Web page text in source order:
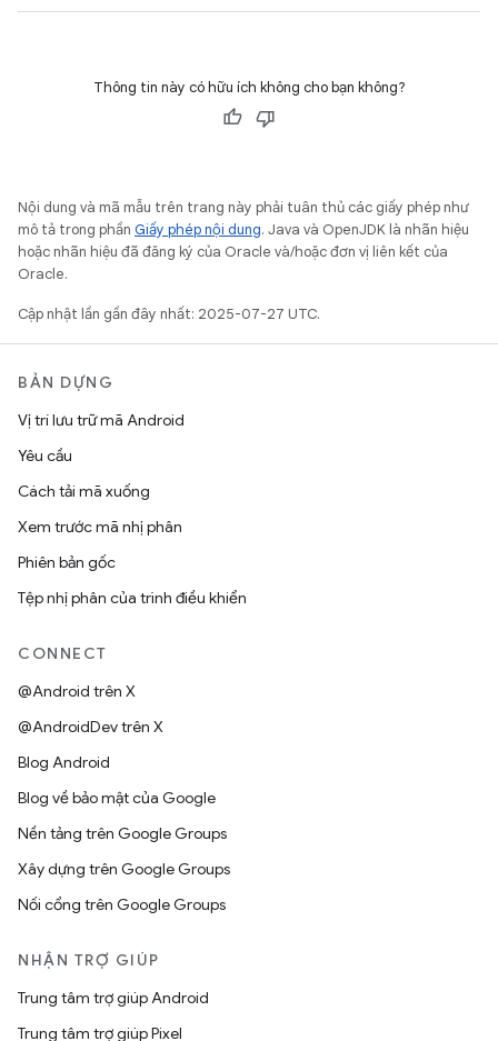
Thông tin này có hữu ích không cho bạn không?
Nội dung và mã mẫu trên trang này phải tuân thủ các giấy phép như
mô tả trong phần Giấy phép nội dung. Java và OpenJDK là nhãn hiệu
hoặc nhãn hiệu đã đăng ký của Oracle và/hoặc đơn vị liên kết của
Oracle.
Cập nhật lần gần đây nhất: 2025-07-27 UTC.
BẢN DỰNG
Vị trí lưu trữ mã Android
Yêu cầu
Cách tải mã xuống
Xem trước mã nhị phân
Phiên bản gốc
Tệp nhị phân của trình điều khiển
CONNECT
@Android trên X
@AndroidDev trên X
Blog Android
Blog về bảo mật của Google
Nền tảng trên Google Groups
Xây dựng trên Google Groups
Nối cổng trên Google Groups
NHẬN TRỢ GIÚP
Trung tâm trợ giúp Android
Trung tâm trợ giúp Pixel